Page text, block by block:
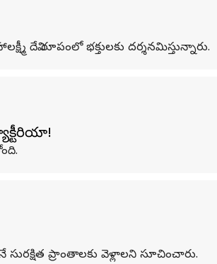
దేవి రూపంలో భక్తులకు దర్శనమిస్తున్నారు.
ప్రాంతాలకు వెళ్లాలని సూచించారు.